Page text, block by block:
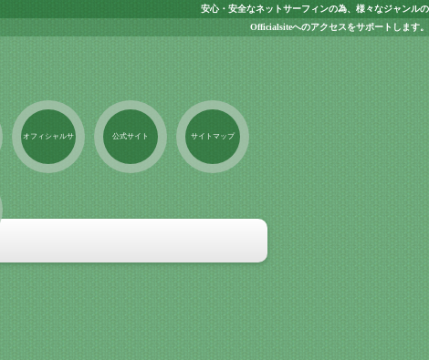
安心・安全なネットサーフィンの為、様々なジャンルの
Officialsiteへのアクセスをサポートします。
オフィシャルサ 公式サイト サイトマップ